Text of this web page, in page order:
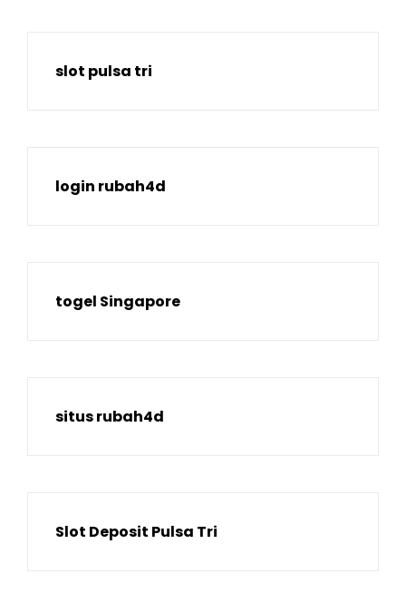
slot pulsa tri
login rubah4d
togel Singapore
situs rubah4d
Slot Deposit Pulsa Tri